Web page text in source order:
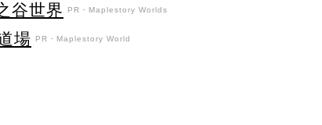
谷世界
PR・Maplestory Worlds
場 PR・Maplestory World